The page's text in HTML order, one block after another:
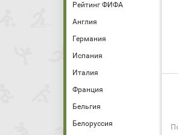
Рейтинг ФИФА
Англия
Германия
Испания
Италия
Франция
Бельгия
Белоруссия